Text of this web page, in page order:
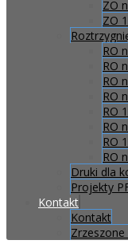
ZO
ZO
RO
RO
RO
RO
RO
RO
RO
RO
Druki dla
Projekty
Kontakt
Kontakt
Zrzeszone